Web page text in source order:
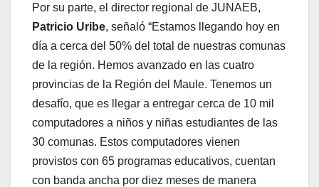
Por su parte, el director regional de JUNAEB,
Patricio Uribe, señaló “Estamos llegando hoy en
día a cerca del 50% del total de nuestras comunas
de la región. Hemos avanzado en las cuatro
provincias de la Región del Maule. Tenemos un
desafío, que es llegar a entregar cerca de 10 mil
computadores a niños y niñas estudiantes de las
30 comunas. Estos computadores vienen
provistos con 65 programas educativos, cuentan
con banda ancha por diez meses de manera